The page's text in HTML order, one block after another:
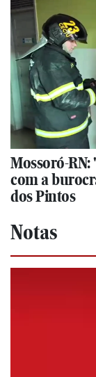
Mossoró-RN:
com a
dos Pintos
Notas